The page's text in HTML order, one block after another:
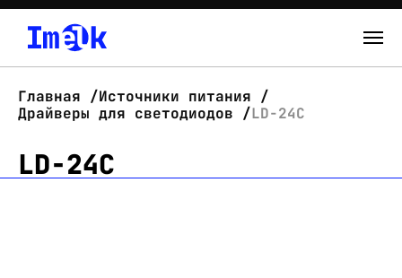
О нас
Новости
Главная
Источники питания
Драйверы для светодиодов
LD-24C
LD-24C